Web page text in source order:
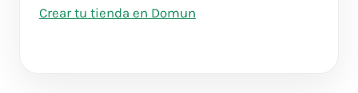
Crear tu tienda en Domun